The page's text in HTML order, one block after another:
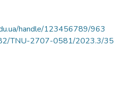
handle/123456789/963
TNU-2707-0581/2023.3/35